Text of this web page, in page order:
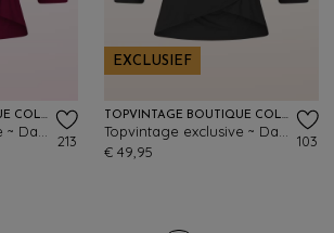
TOPVINTAGE BOUTIQUE COLLECTION
213
EXCLUSIEF
TOPVINTAGE BOUTIQUE COLLECTION
€ 49,95
103